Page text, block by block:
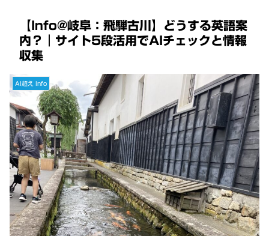
【Info@岐阜：飛騨古川】どうする英語案
内？｜サイト5段活用でAIチェックと情報
収集
AI超え Info